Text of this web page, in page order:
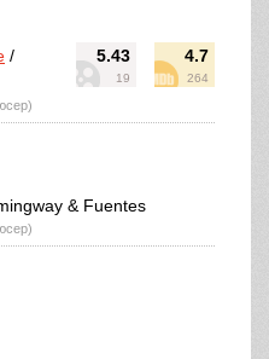
5.43
19
4.7
264
/
& Fuentes